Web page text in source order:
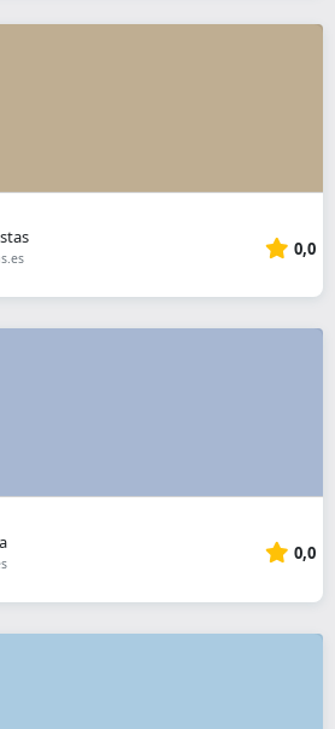
0,0
0,0